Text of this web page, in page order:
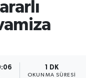
1 DK
OKUNMA SÜRESI